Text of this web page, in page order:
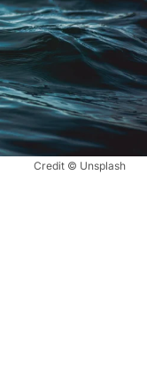
Credit © Unsplash